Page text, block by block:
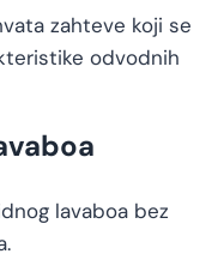
zahteve koji se
odvodnih
lavaboa bez